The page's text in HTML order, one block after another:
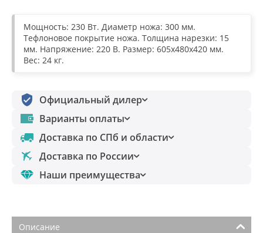
Мощность: 230 Вт. Диаметр ножа: 300 мм.
Тефлоновое покрытие ножа. Толщина нарезки: 15
мм. Напряжение: 220 В. Размер: 605x480x420 мм.
Вес: 24 кг.
Официальный дилер
Варианты оплаты
Доставка по СПб и области
Доставка по России
Наши преимущества
Описание